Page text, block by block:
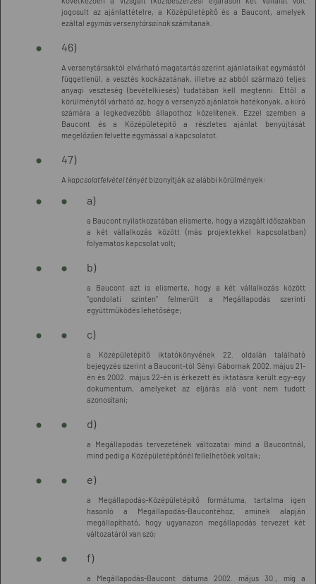
jogosult az ajánlattételre, a Középületépítő és a Baucont, amelyek
ezáltal egymás versenytársainakszámítanak.
46)
A versenytársaktól elvárható magatartás szerint ajánlataikat egymástól
függetlenül, a vesztés kockázatának, illetve az abból származó teljes
anyagi veszteség (bevételkiesés) tudatában kell megtenni. Ettől a
körülménytől várható az, hogy a versenyző ajánlatok hatékonyak, a kiíró
számára a legkedvezőbb állapothoz közelítenek. Ezzel szemben a
Baucont és a Középületépítő a részletes ajánlat benyújtását
megelőzően felvette egymással a kapcsolatot.
47)
A kapcsolatfelvétel tényét bizonyítják az alábbi körülmények:
a)
a Baucont nyilatkozatában elismerte, hogy a vizsgált időszakban
a két vállalkozás között (más projektekkel kapcsolatban)
folyamatos kapcsolat volt;
b)
a Baucont azt is elismerte, hogy a két vállalkozás között
"gondolati szinten" felmerült a Megállapodás szerinti
együttműködés lehetősége;
c)
a Középületépítő iktatókönyvének 22. oldalán található
bejegyzés szerint a Baucont-tól Sényi Gábornak 2002. május 21-
én és 2002. május 22-én is érkezett és iktatásra került egy-egy
dokumentum, amelyeket az eljárás alá vont nem tudott
azonosítani;
d)
a Megállapodás tervezetének változatai mind a Baucontnál,
mind pedig a Középületépítőnél fellelhetőek voltak;
e)
a Megállapodás-Középületépítő formátuma, tartalma igen
hasonló a Megállapodás-Baucontéhoz, aminek alapján
megállapítható, hogy ugyanazon megállapodás tervezet két
változatáról van szó;
f)
a Megállapodás-Baucont dátuma 2002. május 30., míg a